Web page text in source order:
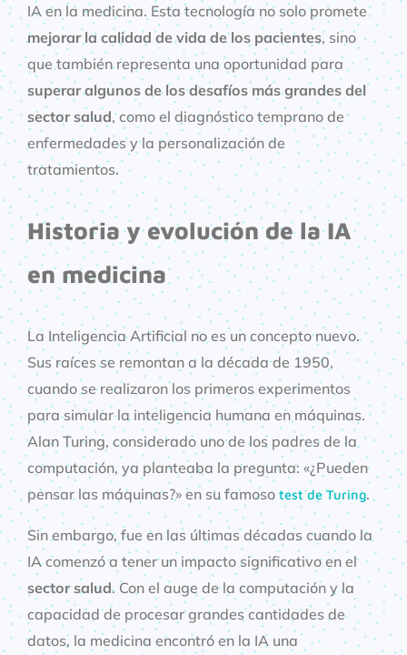
IA en la medicina. Esta tecnología no solo promete
mejorar la calidad de vida de los pacientes, sino
que también representa una oportunidad para
superar algunos de los desafíos más grandes del
sector salud, como el diagnóstico temprano de
enfermedades y la personalización de
tratamientos.
Historia y evolución de la IA
en medicina
La Inteligencia Artificial no es un concepto nuevo.
Sus raíces se remontan a la década de 1950,
cuando se realizaron los primeros experimentos
para simular la inteligencia humana en máquinas.
Alan Turing, considerado uno de los padres de la
computación, ya planteaba la pregunta: «¿Pueden
pensar las máquinas?» en su famosotest de Turing.
Sin embargo, fue en las últimas décadas cuando la
IA comenzó a tener un impacto significativo en el
sector salud. Con el auge de la computación y la
capacidad de procesar grandes cantidades de
datos, la medicina encontró en la IA una